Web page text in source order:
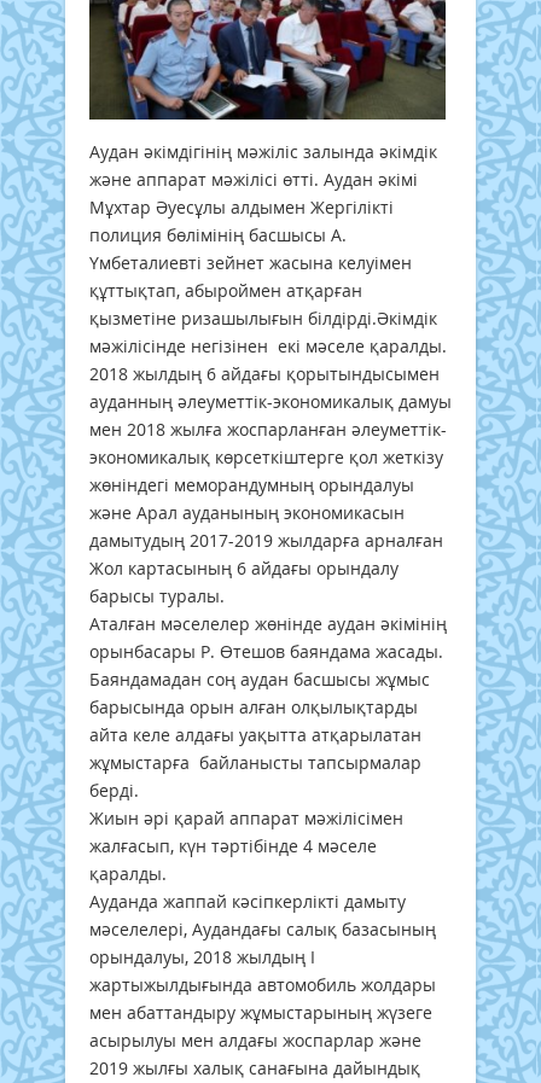
Аудан әкімдігінің мәжіліс залында әкімдік
және аппарат мәжілісі өтті. Аудан әкімі
Мұхтар Әуесұлы алдымен Жергілікті
полиция бөлімінің басшысы А.
Үмбеталиевті зейнет жасына келуімен
құттықтап, абыроймен атқарған
қызметіне ризашылығын білдірді.Әкімдік
мәжілісінде негізінен екі мәселе қаралды.
2018 жылдың 6 айдағы қорытындысымен
ауданның әлеуметтік-экономикалық дамуы
мен 2018 жылға жоспарланған әлеуметтік-
экономикалық көрсеткіштерге қол жеткізу
жөніндегі меморандумның орындалуы
және Арал ауданының экономикасын
дамытудың 2017-2019 жылдарға арналған
Жол картасының 6 айдағы орындалу
барысы туралы.
Аталған мәселелер жөнінде аудан әкімінің
орынбасары Р. Өтешов баяндама жасады.
Баяндамадан соң аудан басшысы жұмыс
барысында орын алған олқылықтарды
айта келе алдағы уақытта атқарылатан
жұмыстарға байланысты тапсырмалар
берді.
Жиын әрі қарай аппарат мәжілісімен
жалғасып, күн тәртібінде 4 мәселе
қаралды.
Ауданда жаппай кәсіпкерлікті дамыту
мәселелері, Аудандағы салық базасының
орындалуы, 2018 жылдың І
жартыжылдығында автомобиль жолдары
мен абаттандыру жұмыстарының жүзеге
асырылуы мен алдағы жоспарлар және
2019 жылғы халық санағына дайындық